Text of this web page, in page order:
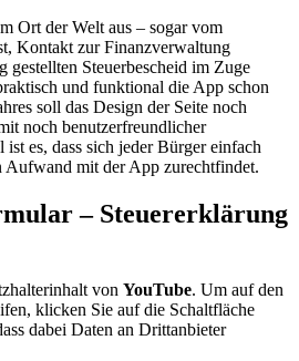
Ort der Welt aus – sogar vom
Kontakt zur Finanzverwaltung
gestellten Steuerbescheid im Zuge
und funktional die App schon
soll das Design der Seite noch
noch benutzerfreundlicher
es, dass sich jeder Bürger einfach
Aufwand mit der App zurechtfindet.
– Steuererklärung
von YouTube. Um auf den
klicken Sie auf die Schaltfläche
dabei Daten an Drittanbieter